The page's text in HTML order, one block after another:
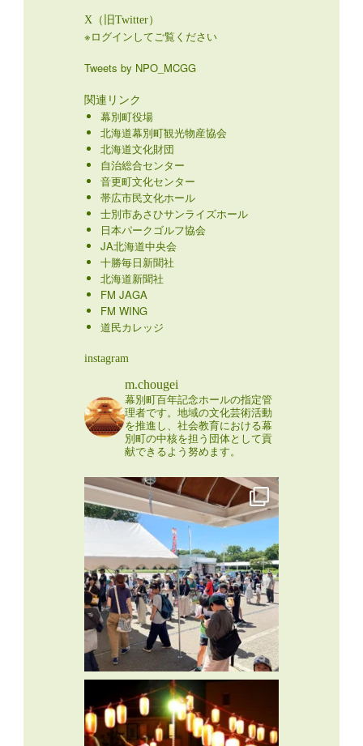
X（旧Twitter）
※ログインしてご覧ください
Tweets by NPO_MCGG
関連リンク
幕別町役場
北海道幕別町観光物産協会
北海道文化財団
自治総合センター
音更町文化センター
帯広市民文化ホール
士別市あさひサンライズホール
日本パークゴルフ協会
JA北海道中央会
十勝毎日新聞社
北海道新聞社
FM JAGA
FM WING
道民カレッジ
instagram
m.chougei
幕別町百年記念ホールの指定管
理者です。地域の文化芸術活動
を推進し、社会教育における幕
別町の中核を担う団体として貢
献できるよう努めます。